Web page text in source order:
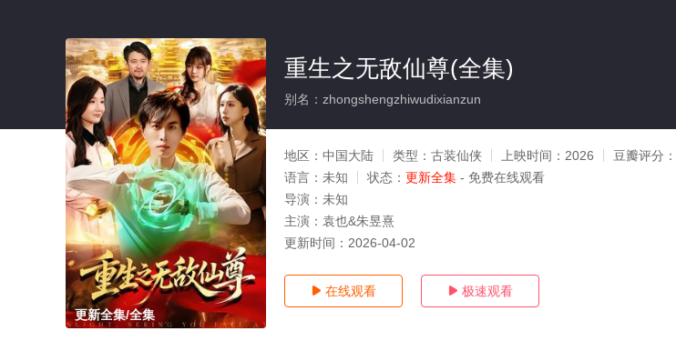
更新全集/全集
重生之无敌仙尊(全集)
别名：zhongshengzhiwudixianzun
地区： 中国大陆 类型： 古装仙侠 上映时间： 2026 豆瓣评分：
语言： 未知 状态： 更新全集 - 免费在线观看
导演： 未知
主演： 袁也&朱昱熹
更新时间： 2026-04-02
 在线观看  极速观看